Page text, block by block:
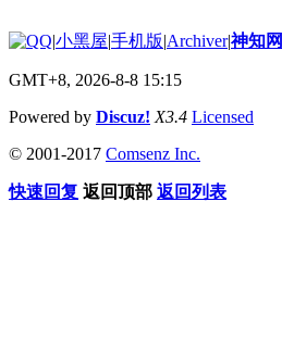
|小黑屋|手机版|Archiver|神知网
GMT+8, 2026-8-8 15:15
Powered by Discuz! X3.4 Licensed
© 2001-2017 Comsenz Inc.
快速回复 返回顶部 返回列表